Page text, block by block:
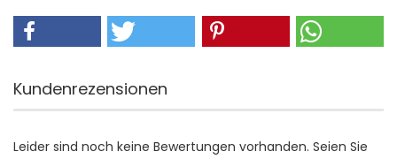
Kundenrezensionen
Leider sind noch keine Bewertungen vorhanden. Seien Sie